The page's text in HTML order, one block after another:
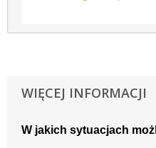
WIĘCEJ INFORMACJI
W jakich sytuacjach